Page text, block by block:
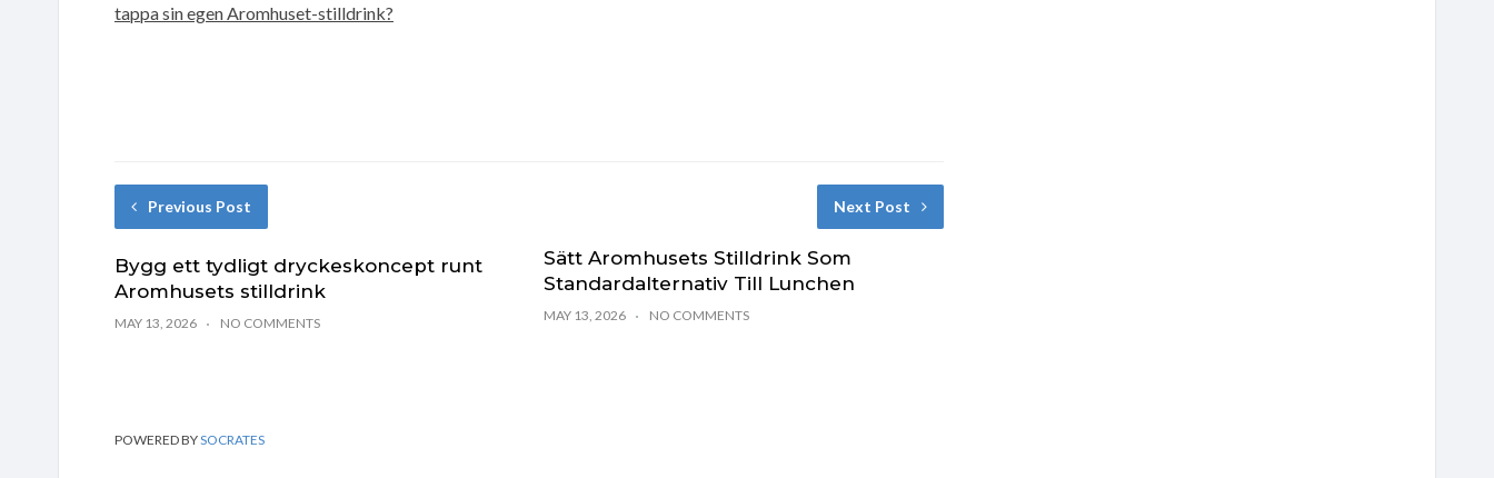
tappa sin egen Aromhuset-stilldrink?
Previous Post
Bygg ett tydligt dryckeskoncept runt
Aromhusets stilldrink
MAY 13, 2026 NO COMMENTS
Next Post
Sätt Aromhusets Stilldrink Som
Standardalternativ Till Lunchen
MAY 13, 2026 NO COMMENTS
POWERED BYSOCRATES